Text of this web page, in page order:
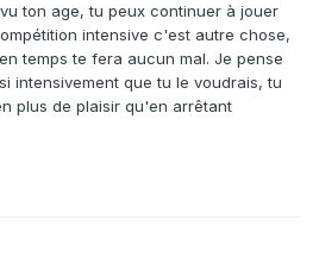
ton age, tu peux continuer à jouer
intensive c'est autre chose,
temps te fera aucun mal. Je pense
intensivement que tu le voudrais, tu
plus de plaisir qu'en arrêtant